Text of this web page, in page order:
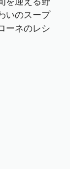
いのスープ
ーネのレシ